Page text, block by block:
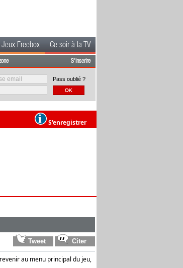
Jeux Freebox Ce soir à la TV
S'inscrire
Pass oublié ?
S'enregistrer
au menu principal du jeu,